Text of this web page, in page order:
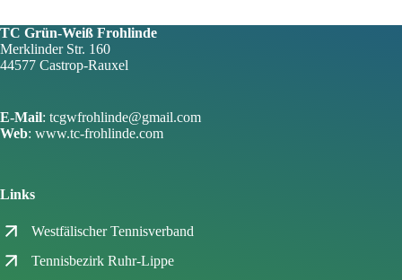
u
n
g
a
v
t
o
TC Grün-Weiß Frohlinde
Merklinder Str. 160
44577 Castrop-Rauxel
E-Mail: tcgwfrohlinde@gmail.com
Web: www.tc-frohlinde.com
Links
Westfälischer Tennisverband
Tennisbezirk Ruhr-Lippe